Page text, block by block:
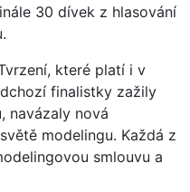
30 dívek z hlasování
které platí i v
finalistky zažily
navázaly nová
modelingu. Každá z
smlouvu a